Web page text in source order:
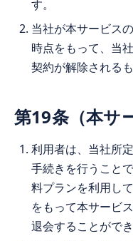
す。
当社が本サービス
時点をもって、当
契約が解除される
第19条（本サ
利用者は、当社所
手続きを行うこと
料プランを利用し
をもって本サービ
退会することができ